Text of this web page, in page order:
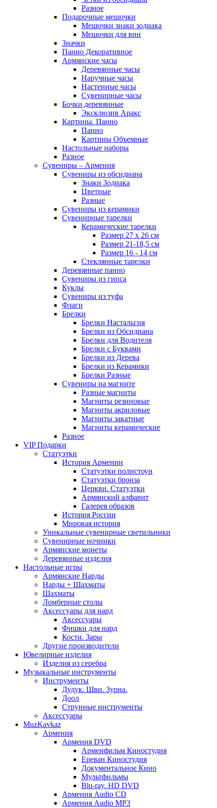
Разное
Подарочные мешочки
Мешочки знаки зодиака
Мешочки для вин
Значки
Панно Декоративное
Армянские часы
Деревянные часы
Наручные часы
Настенные часы
Сувенирные часы
Бочки деревянные
Эксклюзив Аракс
Картины. Панно
Панно
Картины Объемные
Настольные наборы
Разное
Сувениры – Армения
Сувениры из обсидиана
Знаки Зодиака
Цветные
Разные
Сувениры из керамики
Сувенирные тарелки
Керамические тарелки
Размер 27 х 26 см
Размер 21-18,5 см
Размер 16 - 14 см
Стеклянные тарелки
Деревянные панно
Сувениры из гипса
Куклы
Сувениры из туфа
Флаги
Брелки
Брелки Настальгия
Брелки из Обсидиана
Брелки для Водителя
Брелки с Буквами
Брелки из Дерева
Брелки из Керамики
Брелки Разные
Сувениры на магните
Разные магниты
Магниты резиновые
Магниты акриловые
Магниты закатные
Магниты керамические
Разное
VIP Подарки
Статуэтки
История Армении
Статуэтки полистоун
Статуэтки бронза
Церкви. Статуэтки
Армянский алфавит
Галерея образов
История России
Мировая история
Уникальные сувенирные светильники
Сувенирные ночники
Армянские монеты
Деревянные изделия
Настольные игры
Армянские Нарды
Нарды + Шахматы
Шахматы
Ломберные столы
Аксессуары для нард
Аксессуары
Фишки для нард
Кости. Зары
Другие производители
Ювелирные изделия
Изделия из серебра
Музыкальные инструменты
Инструменты
Дудук. Шви. Зурна.
Доол
Струнные инструменты
Аксессуары
MuzKavkaz
Армения
Армения DVD
Арменфильм Киностудия
Ереван Киностудия
Документальное Кино
Мультфильмы
Blu-ray. HD DVD
Армения Audio CD
Армения Audio MP3